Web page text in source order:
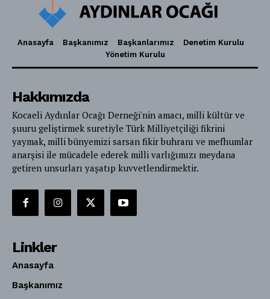
Anasayfa Başkanımız Başkanlarımız
Denetim Kurulu
Yönetim Kurulu
Hakkımızda
Kocaeli Aydınlar Ocağı Derneği'nin amacı, milli kültür ve
şuuru geliştirmek suretiyle Türk Milliyetçiliği fikrini
yaymak, milli bünyemizi sarsan fikir buhranı ve mefhumlar
anarşisi ile mücadele ederek milli varlığımızı meydana
getiren unsurları yaşatıp kuvvetlendirmektir.
Linkler
Anasayfa
Başkanımız